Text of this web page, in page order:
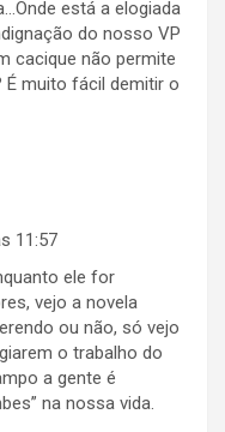
está a elogiada
do nosso VP
cacique não permite
muito fácil demitir o
11:57
ele for
vejo a novela
ou não, só vejo
o trabalho do
a gente é
na nossa vida.